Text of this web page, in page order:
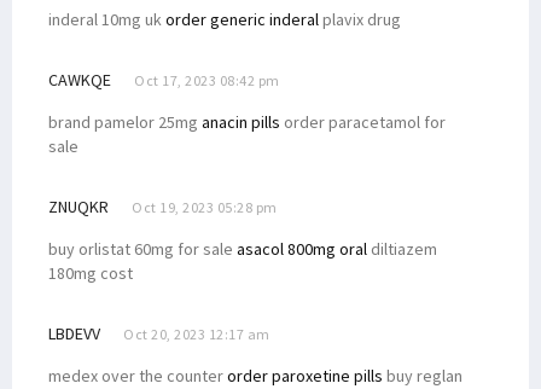
inderal 10mg ukorder generic inderalplavix drug
CAWKQE Oct 17, 2023 08:42 pm
brand pamelor 25mg anacin pills order paracetamol for
sale
ZNUQKR Oct 19, 2023 05:28 pm
buy orlistat 60mg for sale asacol 800mg oral diltiazem
180mg cost
LBDEVV Oct 20, 2023 12:17 am
medex over the counterorder paroxetine pills buy reglan